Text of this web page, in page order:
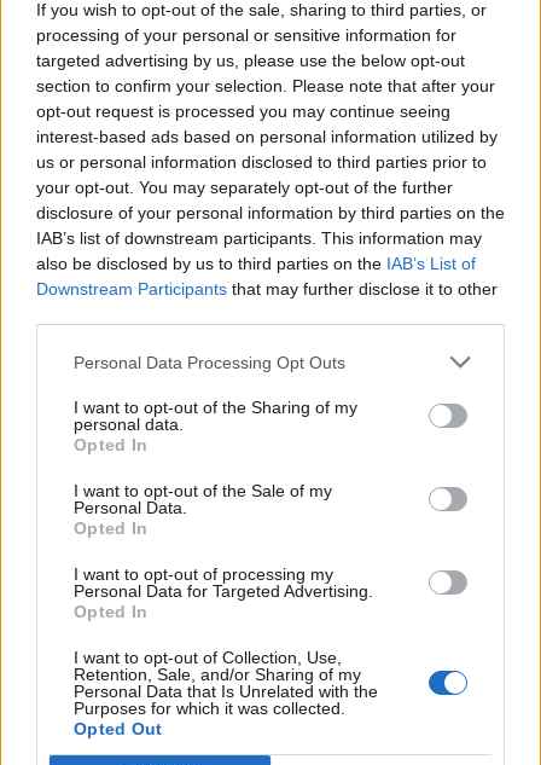
If you wish to opt-out of the sale, sharing to third parties, or
processing of your personal or sensitive information for
targeted advertising by us, please use the below opt-out
section to confirm your selection. Please note that after your
opt-out request is processed you may continue seeing
interest-based ads based on personal information utilized by
us or personal information disclosed to third parties prior to
your opt-out. You may separately opt-out of the further
disclosure of your personal information by third parties on the
IAB’s list of downstream participants. This information may
also be disclosed by us to third parties on the IAB’s List of
Downstream Participants that may further disclose it to other
Personal Data Processing Opt Outs
I want to opt-out of the Sharing of my
personal data.
Opted In
I want to opt-out of the Sale of my
Personal Data.
Opted In
I want to opt-out of processing my
Personal Data for Targeted Advertising.
Opted In
I want to opt-out of Collection, Use,
Retention, Sale, and/or Sharing of my
Personal Data that Is Unrelated with the
Purposes for which it was collected.
Opted Out